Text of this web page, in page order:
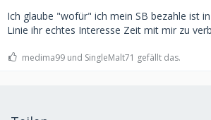
Ich glaube "wofür" ich mein SB bezahle ist
Linie ihr echtes Interesse Zeit mit mir zu
medima99 und SingleMalt71 gefällt das.